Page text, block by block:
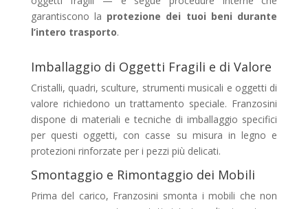
garantiscono la protezione dei tuoi beni durante
l’intero trasporto.
Imballaggio di Oggetti Fragili e di Valore
Cristalli, quadri, sculture, strumenti musicali e oggetti di
valore richiedono un trattamento speciale. Franzosini
dispone di materiali e tecniche di imballaggio specifici
per questi oggetti, con casse su misura in legno e
protezioni rinforzate per i pezzi più delicati.
Smontaggio e Rimontaggio dei Mobili
Prima del carico, Franzosini smonta i mobili che non